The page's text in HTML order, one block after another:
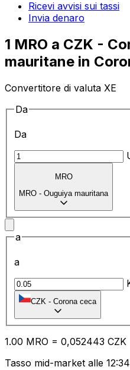
Ricevi avvisi sui tassi
Invia denaro
1 MRO a CZK -
mauritane in
Convertitore di valuta XE
Da
Da
MRO
MRO - Ouguiya mauritana
a
a
CZK - Corona ceca
1.00 MRO = 0,052443 CZK
Tasso mid-market alle